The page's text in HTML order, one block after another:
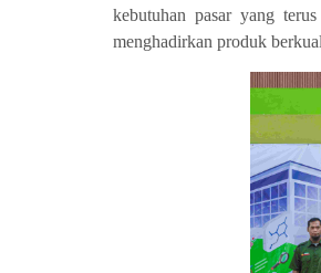
kebutuhan pasar yang
menghadirkan produk